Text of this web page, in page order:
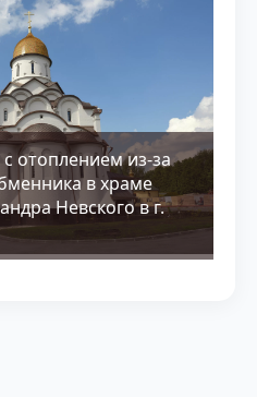
отоплением из-за
в храме
Невского в г.